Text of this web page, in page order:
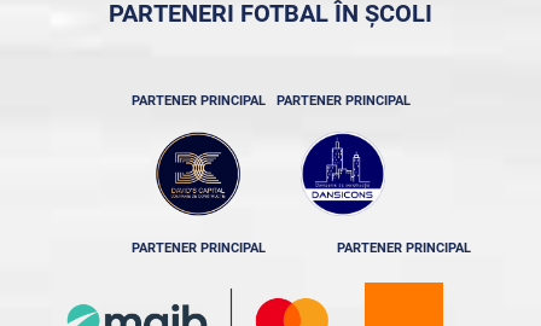
PARTENERI FOTBAL ÎN ȘCOLI
PARTENER PRINCIPAL PARTENER PRINCIPAL
PARTENER PRINCIPAL PARTENER PRINCIPAL